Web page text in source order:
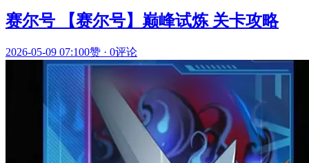
赛尔号 【赛尔号】巅峰试炼 关卡攻略
2026-05-09 07:100赞 · 0评论